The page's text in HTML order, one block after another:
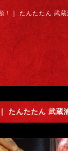
！｜ たんたたん 武
たんたたん 武蔵